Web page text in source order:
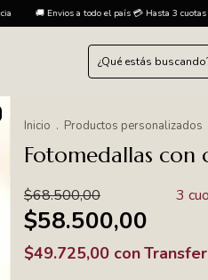
3 cuotas sin interes ✔️ 15% off por transferencia
Inicio . Productos personalizados
Fotomedallas con
$68.500,00
$58.500,00
3
$49.725,00 con